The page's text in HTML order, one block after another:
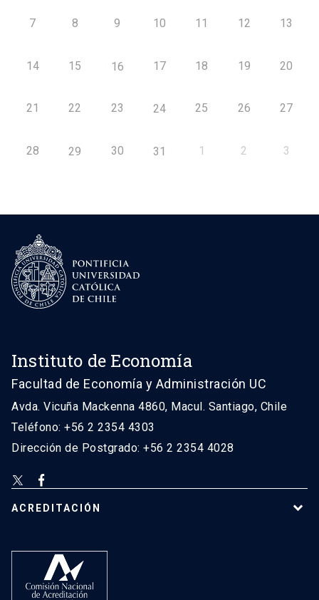
7 8 9 10 11 12 13
14 15 16 17 18 19 20
21 22 23 24 25 26 27
28 29 30 31 1 2 3
Instituto de Economía
Facultad de Economía y Administración UC
Avda. Vicuña Mackenna 4860, Macul. Santiago, Chile
Teléfono: +56 2 2354 4303
Dirección de Postgrado: +56 2 2354 4028
ACREDITACIÓN